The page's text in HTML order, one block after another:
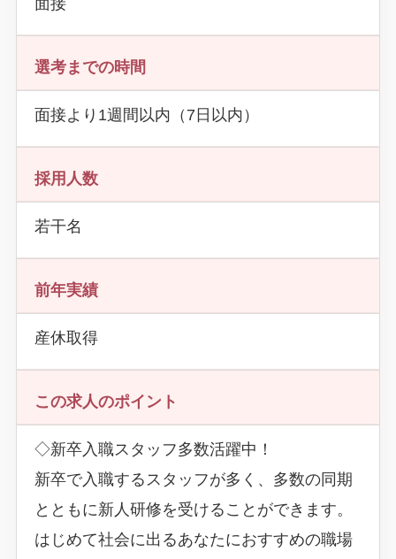
選考までの時間
面接より1週間以内（7日以内）
採用人数
若干名
前年実績
産休取得
この求人のポイント
◇新卒入職スタッフ多数活躍中！
新卒で入職するスタッフが多く、多数の同期
とともに新人研修を受けることができます。
はじめて社会に出るあなたにおすすめの職場